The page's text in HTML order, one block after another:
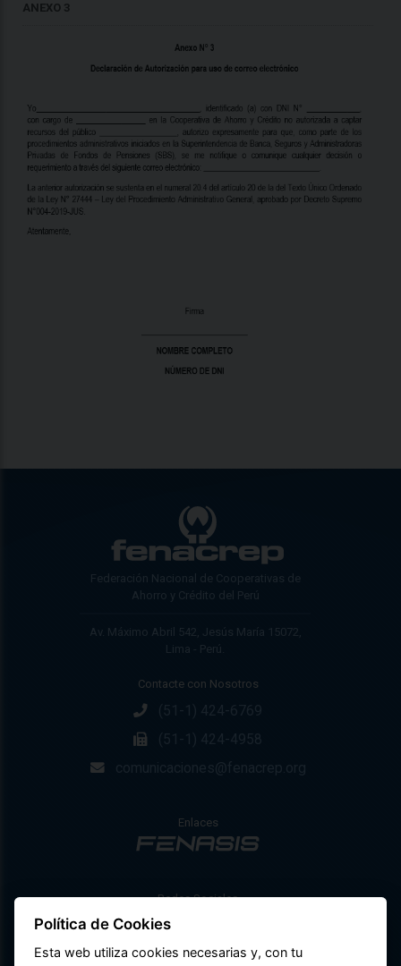
ANEXO 3
Federación Nacional de Cooperativas de
Ahorro y Crédito del Perú
Av. Máximo Abril 542, Jesús María 15072,
Lima - Perú.
Contacte con Nosotros
Enlaces
Redes Sociales
Política de Cookies
Esta web utiliza cookies necesarias y, con tu